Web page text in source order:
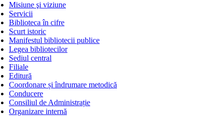
Misiune şi viziune
Servicii
Biblioteca în cifre
Scurt istoric
Manifestul bibliotecii publice
Legea bibliotecilor
Sediul central
Filiale
Editură
Coordonare și îndrumare metodică
Conducere
Consiliul de Administrație
Organizare internă